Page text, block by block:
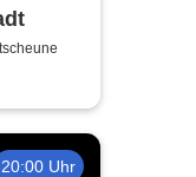
20:00 Uhr